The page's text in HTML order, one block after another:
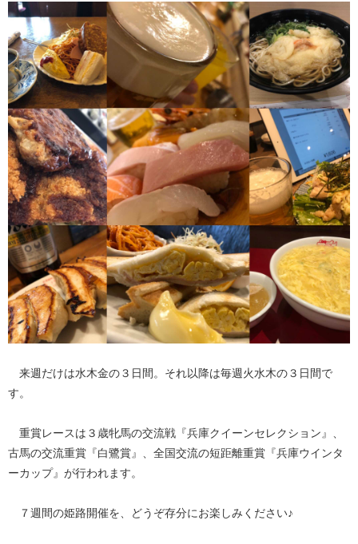
来週だけは水木金の３日間。それ以降は毎週火水木の３日間で
す。
重賞レースは３歳牝馬の交流戦『兵庫クイーンセレクション』、
古馬の交流重賞『白鷺賞』、全国交流の短距離重賞『兵庫ウインタ
ーカップ』が行われます。
７週間の姫路開催を、どうぞ存分にお楽しみください♪